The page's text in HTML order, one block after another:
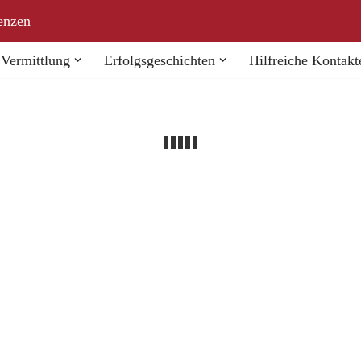
Vermittlung Erfolgsgeschichten Hilfreiche